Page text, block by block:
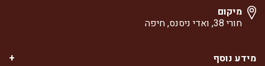
מיקום
חורי 38, ואדי ניסנס, חיפה
מידע נוסף